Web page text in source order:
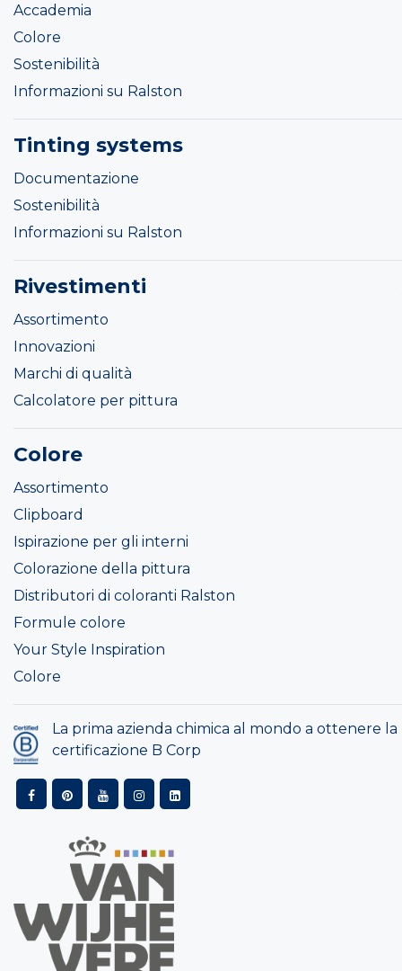
Accademia
Colore
Sostenibilità
Informazioni su Ralston
Tinting systems
Documentazione
Sostenibilità
Informazioni su Ralston
Rivestimenti
Assortimento
Innovazioni
Marchi di qualità
Calcolatore per pittura
Colore
Assortimento
Clipboard
Ispirazione per gli interni
Colorazione della pittura
Distributori di coloranti Ralston
Formule colore
Your Style Inspiration
Colore
La prima azienda chimica al mondo a ottenere la
certificazione B Corp